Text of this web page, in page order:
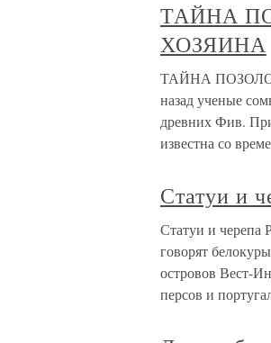
ТАЙНА
ХОЗЯИНА
ТАЙНА
назад ученые
древних Фив.
известна со
Статуи и
Статуи и черепа
говорят
островов Вест-
персов и